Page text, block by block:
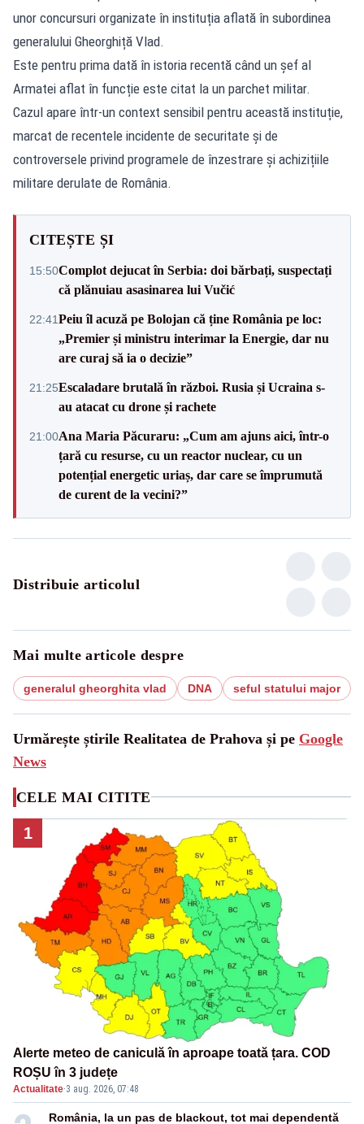
unor concursuri organizate în instituția aflată în subordinea
generalului Gheorghiță Vlad.
Este pentru prima dată în istoria recentă când un șef al
Armatei aflat în funcție este citat la un parchet militar.
Cazul apare într-un context sensibil pentru această instituție,
marcat de recentele incidente de securitate și de
controversele privind programele de înzestrare și achizițiile
militare derulate de România.
CITEȘTE ȘI
15:50Complot dejucat în Serbia: doi bărbați, suspectați
că plănuiau asasinarea lui Vučić
22:41Peiu îl acuză pe Bolojan că ține România pe loc:
„Premier și ministru interimar la Energie, dar nu
are curaj să ia o decizie”
21:25Escaladare brutală în război. Rusia și Ucraina s-
au atacat cu drone și rachete
21:00Ana Maria Păcuraru: „Cum am ajuns aici, într-o
țară cu resurse, cu un reactor nuclear, cu un
potențial energetic uriaș, dar care se împrumută
de curent de la vecini?”
Distribuie articolul
Mai multe articole despre
generalul gheorghita vlad DNA seful statului major
Urmărește știrile Realitatea de Prahova și pe Google
News
CELE MAI CITITE
1
Alerte meteo de caniculă în aproape toată țara. COD
ROȘU în 3 județe
Actualitate·3 aug. 2026, 07:48
România, la un pas de blackout, tot mai dependentă